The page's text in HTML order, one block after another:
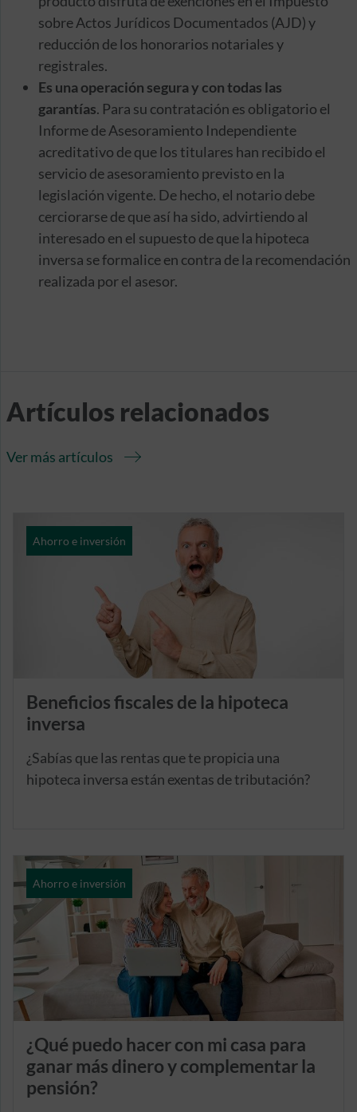
sobre Actos Jurídicos Documentados (AJD) y
reducción de los honorarios notariales y
registrales.
Es una operación segura y con todas las
garantías. Para su contratación es obligatorio el
Informe de Asesoramiento Independiente
acreditativo de que los titulares han recibido el
servicio de asesoramiento previsto en la
legislación vigente. De hecho, el notario debe
cerciorarse de que así ha sido, advirtiendo al
interesado en el supuesto de que la hipoteca
inversa se formalice en contra de la recomendación
realizada por el asesor.
Artículos relacionados
Ver más artículos
Ahorro e inversión
Beneficios fiscales de la hipoteca
inversa
¿Sabías que las rentas que te propicia una
hipoteca inversa están exentas de tributación?
Ahorro e inversión
¿Qué puedo hacer con mi casa para
ganar más dinero y complementar la
pensión?